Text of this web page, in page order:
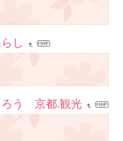
し
ろう 京都.観光